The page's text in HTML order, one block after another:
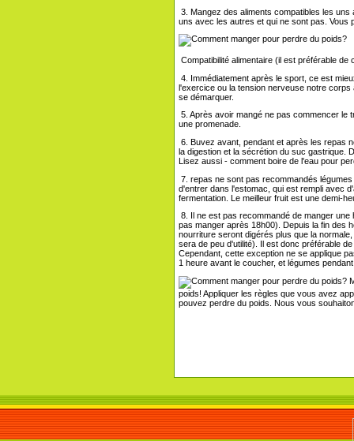
3. Mangez des aliments compatibles les
uns avec les autres et qui ne sont pas. Vous
Compatibilité alimentaire (il est préférable
4. Immédiatement après le sport, ce est
l'exercice ou la tension nerveuse notre
se démarquer.
5. Après avoir mangé ne pas commencer le
une promenade.
6. Buvez avant, pendant et après les repas
la digestion et la sécrétion du suc gastrique.
Lisez aussi - comment boire de l'eau pour
7. repas ne sont pas recommandés
d'entrer dans l'estomac, qui est rempli avec
fermentation. Le meilleur fruit est une demi-
8. Il ne est pas recommandé de manger
pas manger après 18h00). Depuis la fin des
nourriture seront digérés plus que la
sera de peu d'utilité). Il est donc préférable
Cependant, cette exception ne se applique
1 heure avant le coucher, et légumes
poids! Appliquer les règles que vous avez
pouvez perdre du poids. Nous vous